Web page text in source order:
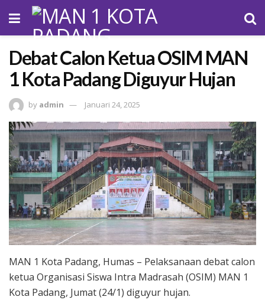
Debat Calon Ketua OSIM MAN
1 Kota Padang Diguyur Hujan
by admin Januari 24, 2025
MAN 1 Kota Padang, Humas – Pelaksanaan debat calon
ketua Organisasi Siswa Intra Madrasah (OSIM) MAN 1
Kota Padang, Jumat (24/1) diguyur hujan.